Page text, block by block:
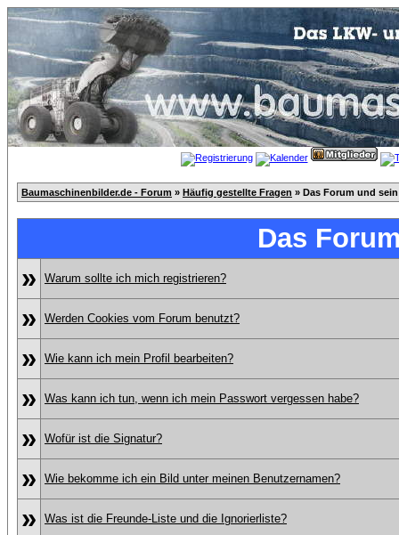
Baumaschinenbilder.de - Forum » Häufig gestellte Fragen » Das Forum und
Das
»
Warum sollte ich mich registrieren?
» Werden Cookies vom Forum benutzt?
» Wie kann ich mein Profil bearbeiten?
» Was kann ich tun, wenn ich mein Passwort vergessen habe?
» Wofür ist die Signatur?
» Wie bekomme ich ein Bild unter meinen Benutzernamen?
» Was ist die Freunde-Liste und die Ignorierliste?